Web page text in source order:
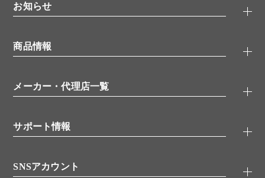
タンパク質検索
ELISA/ELISpot検索
品番検索
お知らせ
無料サンプル
ウェビナー （オンラインセミナー）
学会・展示スケジュール
商品情報
抗体
シグナル伝達
糖類／レクチン
分子生物
メーカー・代理店一覧
代理店
サポート情報
アプリケーションノート
SNSアカウント